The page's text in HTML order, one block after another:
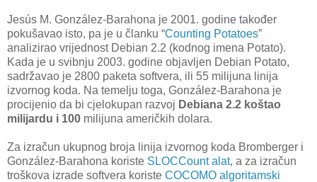
Jesús M. González-Barahona je 2001. godine također
pokušavao isto, pa je u članku “Counting Potatoes”
analizirao vrijednost Debian 2.2 (kodnog imena Potato).
Kada je u svibnju 2003. godine objavljen Debian Potato,
sadržavao je 2800 paketa softvera, ili 55 milijuna linija
izvornog koda. Na temelju toga, González-Barahona je
procijenio da bi cjelokupan razvoj Debiana 2.2 koštao
milijardu i 100 milijuna američkih dolara.
Za izračun ukupnog broja linija izvornog koda Bromberger i
González-Barahona koriste SLOCCount alat, a za izračun
troškova izrade softvera koriste COCOMO algoritamski